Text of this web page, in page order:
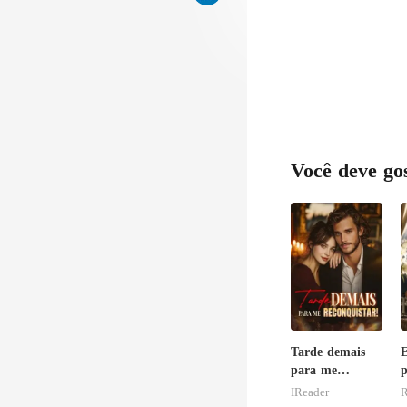
Você deve
Tarde demais
para me
reconquistar!
IReader